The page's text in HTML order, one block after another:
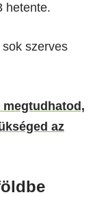
hetente.
szerves
az